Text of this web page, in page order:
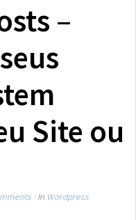
–
Site ou
· In Wordpress